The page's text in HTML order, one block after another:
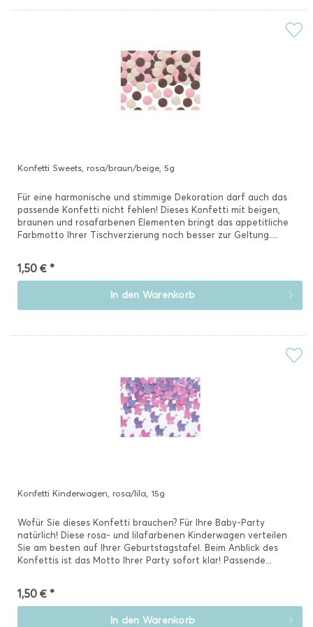
Konfetti Sweets, rosa/braun/beige, 5g
Für eine harmonische und stimmige Dekoration darf auch das
passende Konfetti nicht fehlen! Dieses Konfetti mit beigen,
braunen und rosafarbenen Elementen bringt das appetitliche
Farbmotto Ihrer Tischverzierung noch besser zur Geltung....
1,50 € *
In den Warenkorb
Konfetti Kinderwagen, rosa/lila, 15g
Wofür Sie dieses Konfetti brauchen? Für Ihre Baby-Party
natürlich! Diese rosa- und lilafarbenen Kinderwagen verteilen
Sie am besten auf Ihrer Geburtstagstafel. Beim Anblick des
Konfettis ist das Motto Ihrer Party sofort klar! Passende...
1,50 € *
In den Warenkorb